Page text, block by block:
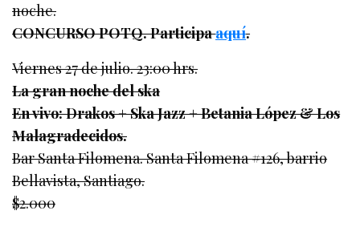
noche.
CONCURSO POTQ. Participaaquí.
Viernes 27 de julio. 23:00 hrs.
La gran noche del ska
En vivo: Drakos + Ska Jazz + Betania López & Los
Malagradecidos.
Bar Santa Filomena. Santa Filomena #126, barrio
Bellavista, Santiago.
$2.000